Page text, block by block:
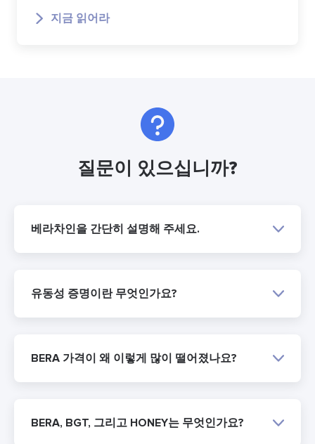
지금 읽어라
질문이 있으십니까?
베라차인을 간단히 설명해 주세요.
유동성 증명이란 무엇인가요?
BERA 가격이 왜 이렇게 많이 떨어졌나요?
BERA, BGT, 그리고 HONEY는 무엇인가요?